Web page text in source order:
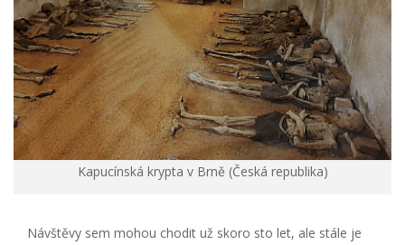
Kapucínská krypta v Brně (Česká republika)
Návštěvy sem mohou chodit už skoro sto let, ale stále je